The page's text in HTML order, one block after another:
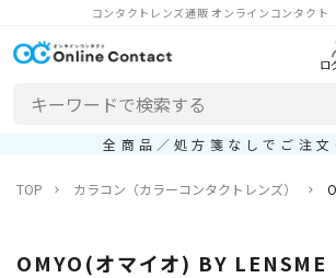
コンタクトレンズ通販 オンラインコンタク
ロ
全商品／処方箋なしでご注文
TOP カラコン（カラーコンタクトレンズ）
OMYO(オマイオ) BY LENSME